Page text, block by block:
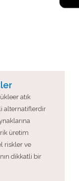
atık
alternatiflerdir
üretim
riskler ve
dikkatli bir